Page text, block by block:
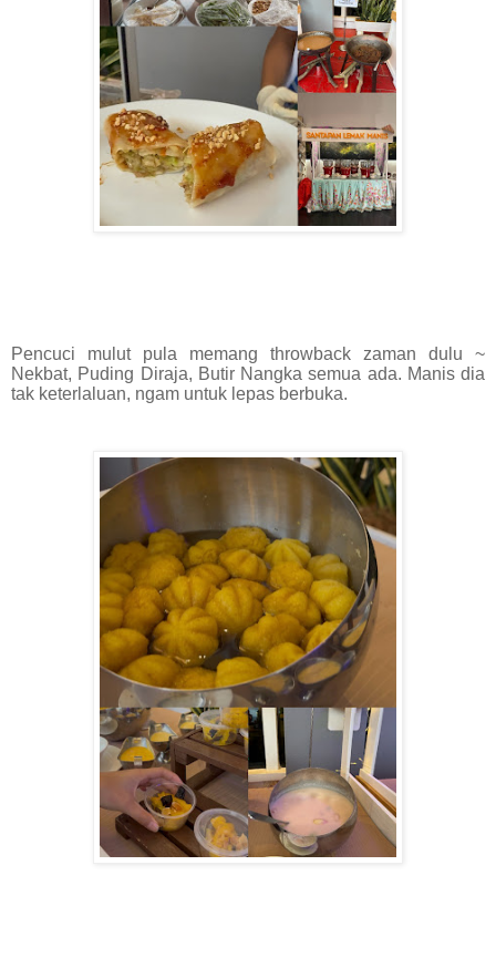
Pencuci mulut pula memang throwback zaman dulu ~
Nekbat, Puding Diraja, Butir Nangka semua ada. Manis dia
tak keterlaluan, ngam untuk lepas berbuka.